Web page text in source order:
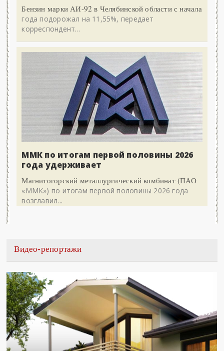
Бензин марки АИ-92 в Челябинской области с начала
года подорожал на 11,55%, передает
корреспондент...
ММК по итогам первой половины 2026
года удерживает
Магнитогорский металлургический комбинат (ПАО
«ММК») по итогам первой половины 2026 года
возглавил...
Видео-репортажи